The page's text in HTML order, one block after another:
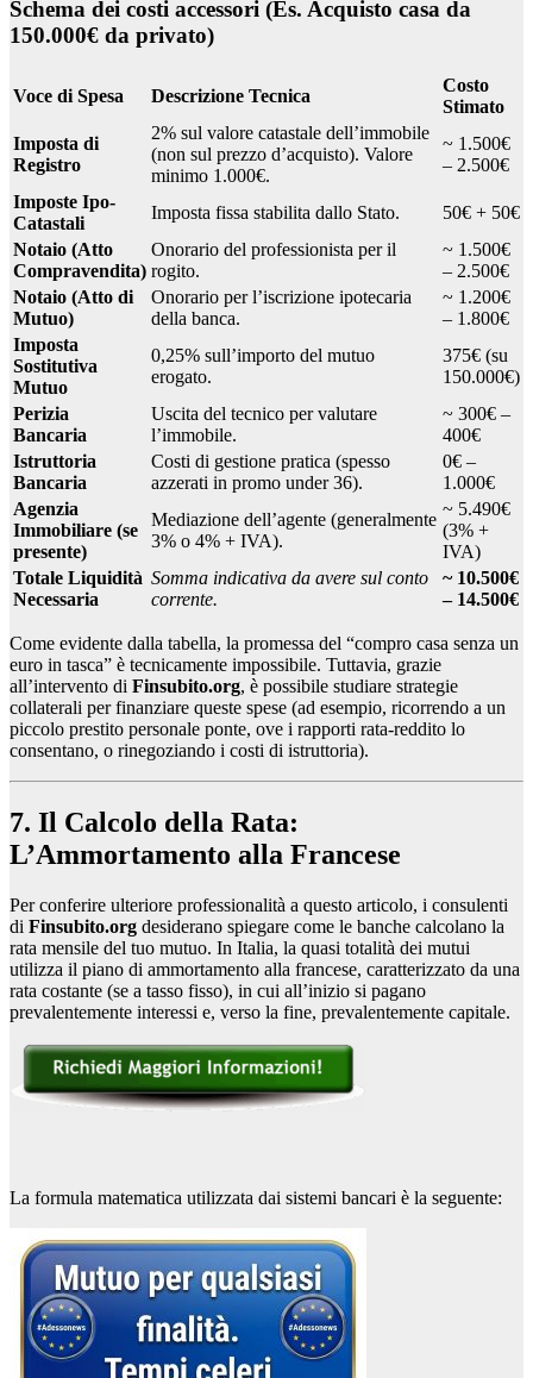
Schema dei costi accessori (Es. Acquisto casa da
150.000€ da privato)
Voce di Spesa Descrizione Tecnica
Costo
Stimato
Imposta di
Registro
2% sul valore catastale dell’immobile
(non sul prezzo d’acquisto). Valore
minimo 1.000€.
~ 1.500€
– 2.500€
Imposte Ipo-
Catastali
Imposta fissa stabilita dallo Stato.
50€ + 50€
Notaio (Atto
Compravendita)
Onorario del professionista per il
rogito.
~ 1.500€
– 2.500€
Notaio (Atto di
Mutuo)
Onorario per l’iscrizione ipotecaria
della banca.
~ 1.200€
– 1.800€
Imposta
Sostitutiva
Mutuo
0,25% sull’importo del mutuo
erogato.
375€ (su
150.000€)
Perizia
Bancaria
Uscita del tecnico per valutare
l’immobile.
~ 300€ –
400€
Istruttoria
Bancaria
Costi di gestione pratica (spesso
azzerati in promo under 36).
0€ –
1.000€
Agenzia
Immobiliare (se
presente)
Mediazione dell’agente (generalmente
3% o 4% + IVA).
~ 5.490€
(3% +
IVA)
Totale Liquidità
Necessaria
Somma indicativa da avere sul conto
corrente.
~ 10.500€
– 14.500€
Come evidente dalla tabella, la promessa del “compro casa senza un
euro in tasca” è tecnicamente impossibile. Tuttavia, grazie
all’intervento di Finsubito.org, è possibile studiare strategie
collaterali per finanziare queste spese (ad esempio, ricorrendo a un
piccolo prestito personale ponte, ove i rapporti rata-reddito lo
consentano, o rinegoziando i costi di istruttoria).
7. Il Calcolo della Rata:
L’Ammortamento alla Francese
Per conferire ulteriore professionalità a questo articolo, i consulenti
di Finsubito.org desiderano spiegare come le banche calcolano la
rata mensile del tuo mutuo. In Italia, la quasi totalità dei mutui
utilizza il piano di ammortamento alla francese, caratterizzato da una
rata costante (se a tasso fisso), in cui all’inizio si pagano
prevalentemente interessi e, verso la fine, prevalentemente capitale.
La formula matematica utilizzata dai sistemi bancari è la seguente: